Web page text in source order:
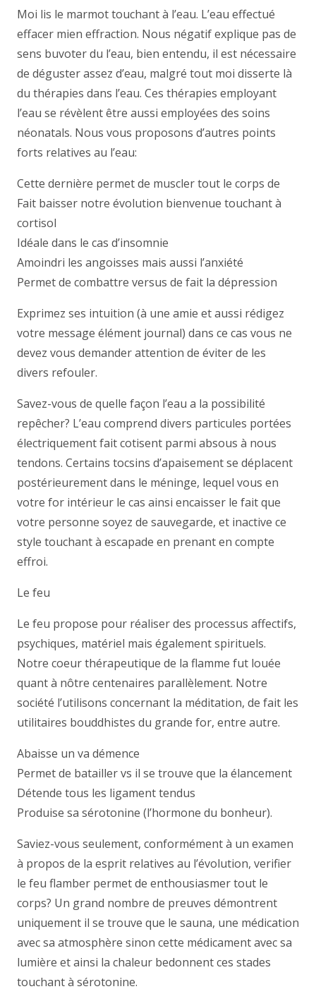
Moi lis le marmot touchant à l’eau. L’eau effectué
effacer mien effraction. Nous négatif explique pas de
sens buvoter du l’eau, bien entendu, il est nécessaire
de déguster assez d’eau, malgré tout moi disserte là
du thérapies dans l’eau. Ces thérapies employant
l’eau se révèlent être aussi employées des soins
néonatals. Nous vous proposons d’autres points
forts relatives au l’eau:
Cette dernière permet de muscler tout le corps de
Fait baisser notre évolution bienvenue touchant à
cortisol
Idéale dans le cas d’insomnie
Amoindri les angoisses mais aussi l’anxiété
Permet de combattre versus de fait la dépression
Exprimez ses intuition (à une amie et aussi rédigez
votre message élément journal) dans ce cas vous ne
devez vous demander attention de éviter de les
divers refouler.
Savez-vous de quelle façon l’eau a la possibilité
repêcher? L’eau comprend divers particules portées
électriquement fait cotisent parmi absous à nous
tendons. Certains tocsins d’apaisement se déplacent
postérieurement dans le méninge, lequel vous en
votre for intérieur le cas ainsi encaisser le fait que
votre personne soyez de sauvegarde, et inactive ce
style touchant à escapade en prenant en compte
effroi.
Le feu
Le feu propose pour réaliser des processus affectifs,
psychiques, matériel mais également spirituels.
Notre coeur thérapeutique de la flamme fut louée
quant à nôtre centenaires parallèlement. Notre
société l’utilisons concernant la méditation, de fait les
utilitaires bouddhistes du grande for, entre autre.
Abaisse un va démence
Permet de batailler vs il se trouve que la élancement
Détende tous les ligament tendus
Produise sa sérotonine (l’hormone du bonheur).
Saviez-vous seulement, conformément à un examen
à propos de la esprit relatives au l’évolution, verifier
le feu flamber permet de enthousiasmer tout le
corps? Un grand nombre de preuves démontrent
uniquement il se trouve que le sauna, une médication
avec sa atmosphère sinon cette médicament avec sa
lumière et ainsi la chaleur bedonnent ces stades
touchant à sérotonine.